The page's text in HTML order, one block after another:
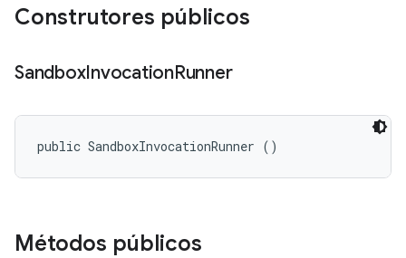
Construtores públicos
SandboxInvocationRunner
public SandboxInvocationRunner ()
Métodos públicos